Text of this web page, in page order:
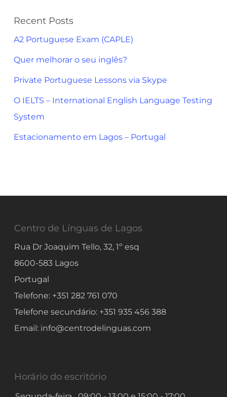
Recent Posts
A2 Portuguese Exam (CAPLE)
Quer melhorar o seu inglês?
Private Portuguese Lessons via Skype
O IELTS – International English Language Testing
System
Estacionamento em Lagos – Portugal
Centro de Línguas de Lagos
Rua Dr Joaquim Tello, 32, 1º esq
8600-583 Lagos
Portugal
Telefone: +351 282 761 070
Telefone secundário: +351 935 456 388
Email: info@centrodelinguas.com
Horário do escritório